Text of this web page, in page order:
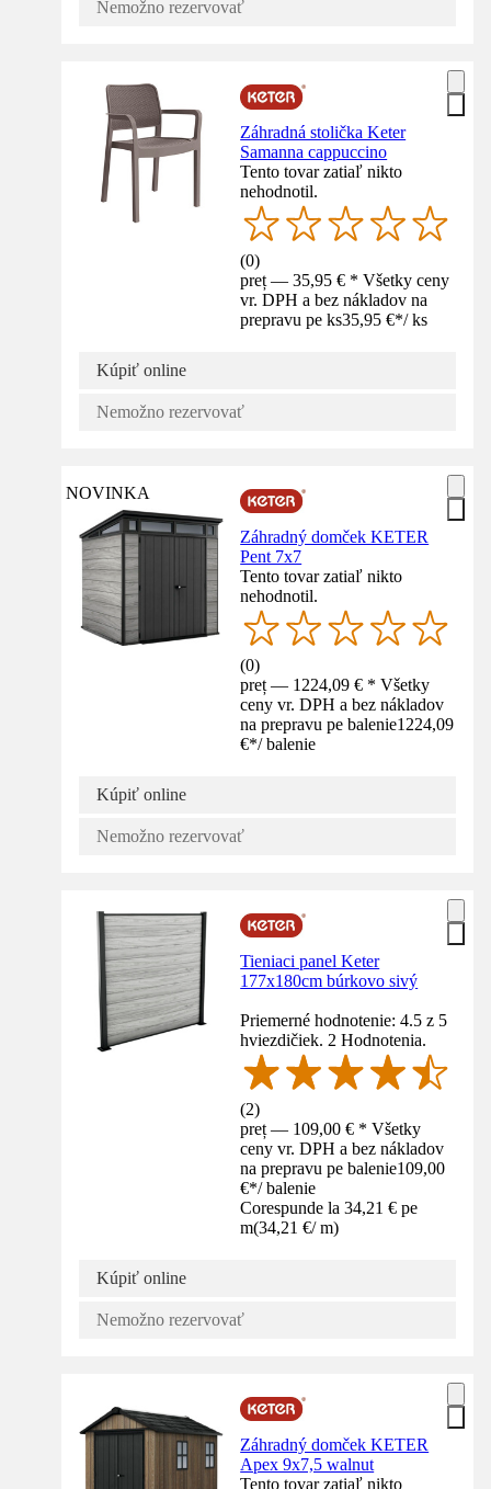
Nemožno rezervovať
Záhradná stolička Keter
Samanna cappuccino
Tento tovar zatiaľ nikto
nehodnotil.
(0)
preț — 35,95 € * Všetky ceny
vr. DPH a bez nákladov na
prepravu pe ks35,95 €*/ ks
Kúpiť online
Nemožno rezervovať
NOVINKA
Záhradný domček KETER
Pent 7x7
Tento tovar zatiaľ nikto
nehodnotil.
(0)
preț — 1224,09 € * Všetky
ceny vr. DPH a bez nákladov
na prepravu pe balenie1224,09
€*/ balenie
Kúpiť online
Nemožno rezervovať
Tieniaci panel Keter
177x180cm búrkovo sivý
Priemerné hodnotenie: 4.5 z 5
hviezdičiek. 2 Hodnotenia.
(2)
preț — 109,00 € * Všetky
ceny vr. DPH a bez nákladov
na prepravu pe balenie109,00
€*/ balenie
Corespunde la 34,21 € pe
m(34,21 €/ m)
Kúpiť online
Nemožno rezervovať
Záhradný domček KETER
Apex 9x7,5 walnut
Tento tovar zatiaľ nikto